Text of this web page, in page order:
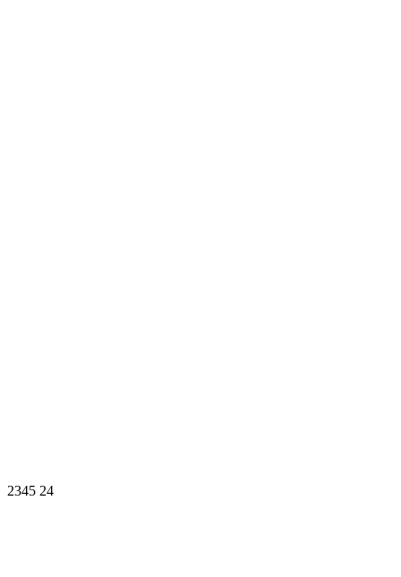
2345 24